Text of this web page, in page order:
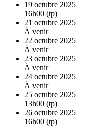
19 octubre 2025
16h00 (tp)
21 octubre 2025
À venir
22 octubre 2025
À venir
23 octubre 2025
À venir
24 octubre 2025
À venir
25 octubre 2025
13h00 (tp)
26 octubre 2025
16h00 (tp)